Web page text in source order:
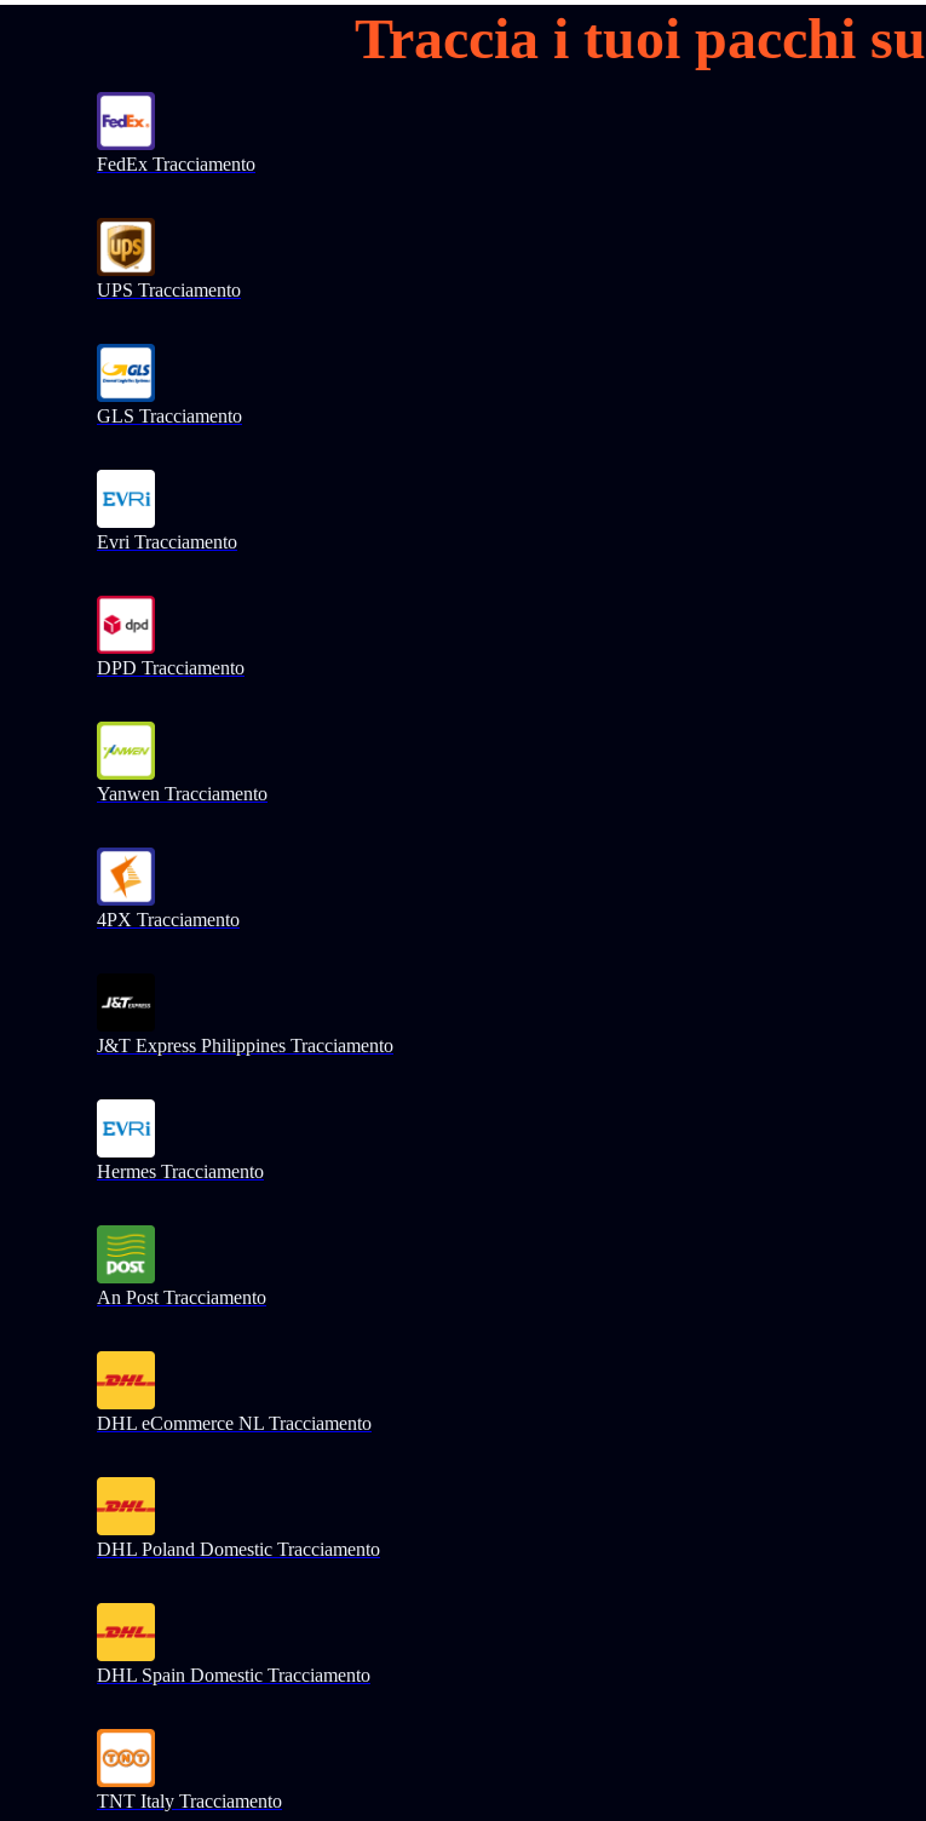
Traccia i tuoi pacchi su
FedEx Tracciamento
UPS Tracciamento
GLS Tracciamento
Evri Tracciamento
DPD Tracciamento
Yanwen Tracciamento
4PX Tracciamento
J&T Express Philippines Tracciamento
Hermes Tracciamento
An Post Tracciamento
DHL eCommerce NL Tracciamento
DHL Poland Domestic Tracciamento
DHL Spain Domestic Tracciamento
TNT Italy Tracciamento